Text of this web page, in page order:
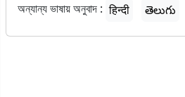
অন্যান্য ভাষায় অনুবাদ : हिन्दी తెలుగు